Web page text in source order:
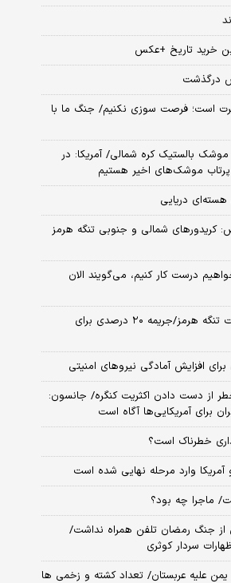
خرید تاریخ +عکس
درگذشت
است؛ فرصت سوزی نکنیم/ جنگ ما با
بالستیک کره شمالی/ آمریکا: در
پرتاب موشک‌های اخیر هستیم
هسته‌ای دریایی
کریدورهای شمالی و جنوبی تنگه هرمز
می‌خواهیم درست کار کنیم، می‌گویند الان
جزئیاتی از طرح راهبردی امنیت تنگه هرمز/جریمه ۲۰ درصدی برای
افزایش آمادگی نیروهای امنیتی
از دست دادن اکثریت کنگره/ جانسون:
برای آمریکایی‌ها آگاه است
خطرناک است؟
و آمریکا وارد مرحله نهایی شده است
ماجرا چه بود؟
از جنگ رمضان تلفن همراه نداشت/
سردار کوثری
علیه عربستان/ تعداد کشته و زخمی ها